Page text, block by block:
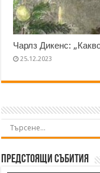
Чарлз Дикенс:
25.12.2023
Предстоящи събития